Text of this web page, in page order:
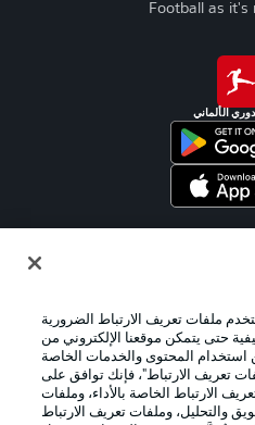
Football as it's
الألماني
ملفات تعريف الارتباط الضرورية
حتى يتمكن موقعنا الإلكتروني من
المحتوى والخدمات الخاصة
تعريف الارتباط"، فإنك توافق على
الارتباط الخاصة بالأداء، وملفات
والتحليل، وملفات تعريف الارتباط